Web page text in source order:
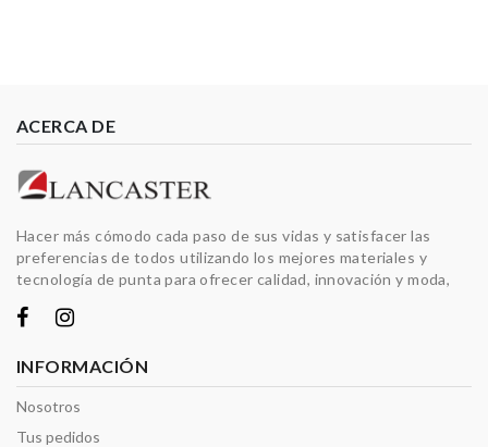
ACERCA DE
Hacer más cómodo cada paso de sus vidas y satisfacer las
preferencias de todos utilizando los mejores materiales y
tecnología de punta para ofrecer calidad, innovación y moda,
INFORMACIÓN
Nosotros
Tus pedidos